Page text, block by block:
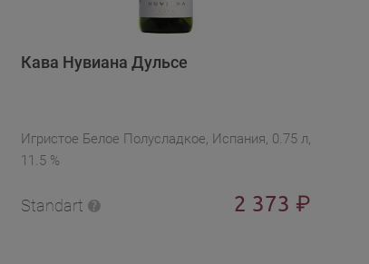
Кава Нувиана Дульсе
Игристое Белое Полусладкое, Испания, 0.75 л,
11.5 %
Standart 2 373 ₽